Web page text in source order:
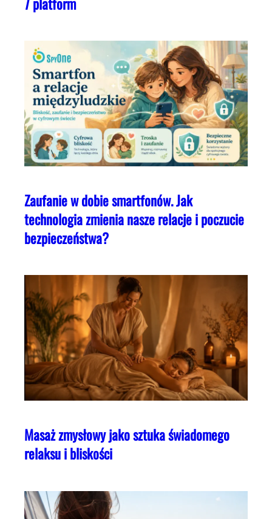
Zaufanie w dobie smartfonów. Jak
technologia zmienia nasze relacje i poczucie
bezpieczeństwa?
Masaż zmysłowy jako sztuka świadomego
relaksu i bliskości